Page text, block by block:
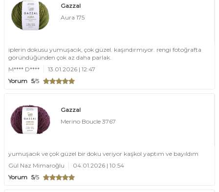
Gazzal
Aura 175
iplerin dokusu yumuşacık, çok güzel. kaşındırmıyor. rengi fotoğrafta
göründüğünden çok az daha parlak.
M**** D****
13.01.2026 | 12:47
Yorum 5/5
Gazzal
Merino Boucle 3767
yumuşacık ve çok güzel bir doku veriyor kaşkol yaptım ve bayıldım
Gül Naz Mimaroğlu
04.01.2026 | 10:54
Yorum 5/5